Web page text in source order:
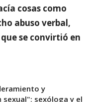
cosas como
abuso verbal,
se convirtió en
y
sexóloga y el